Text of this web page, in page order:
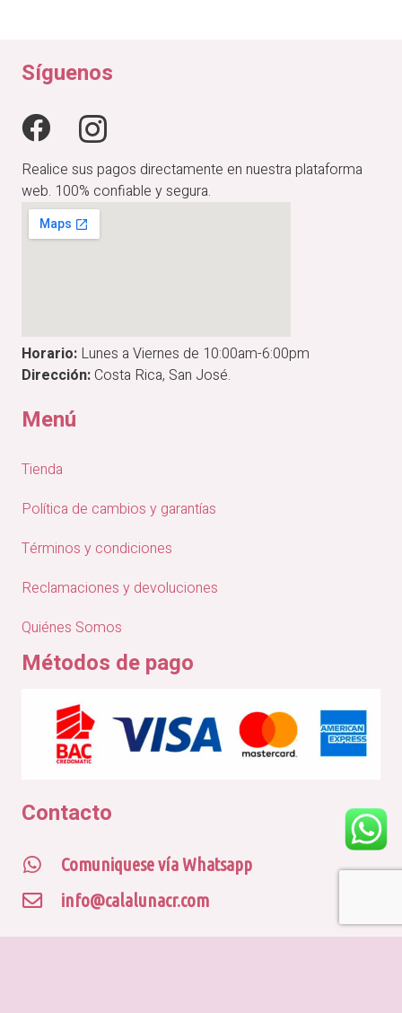
₡24,900.00.
Síguenos
Realice sus pagos directamente en nuestra plataforma
web. 100% confiable y segura.
Horario: Lunes a Viernes de 10:00am-6:00pm
Dirección:Costa Rica, San José.
Menú
Tienda
Política de cambios y garantías
Términos y condiciones
Reclamaciones y devoluciones
Quiénes Somos
Métodos de pago
Contacto
Comuniquese vía Whatsapp
info@calalunacr.com